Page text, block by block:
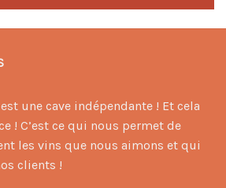
une cave indépendante ! Et cela
! C’est ce qui nous permet de
les vins que nous aimons et qui
clients !